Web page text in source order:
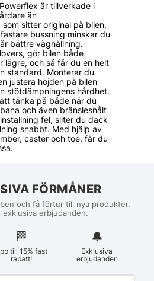
är tillverkade i
än
sitter original på bilen.
bussning minskar du
bättre väghållning.
gör bilen både
lägre, och så får du en helt
standard. Monterar du
justera höjden på bilen
stötdämpningens hårdhet.
tänka på både när du
och även bränslesnålt
fel, sliter du däck
snabbt. Med hjälp av
caster och toe, får du
FÖRMÅNER
och få förtur till nya produkter,
erbjudanden.
🏁︎
till 15% fast
rabatt!
🔔
Exklusiva
erbjudanden